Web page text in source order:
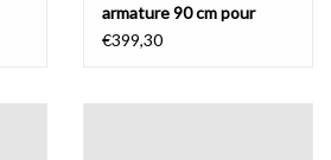
armature 90 cm pour
(New) Wash Me
€399,30